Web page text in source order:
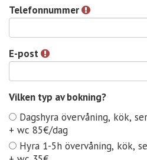
Telefonnummer
E-post
Vilken typ av bokning?
V
i
l
k
+ wc 85€/dag